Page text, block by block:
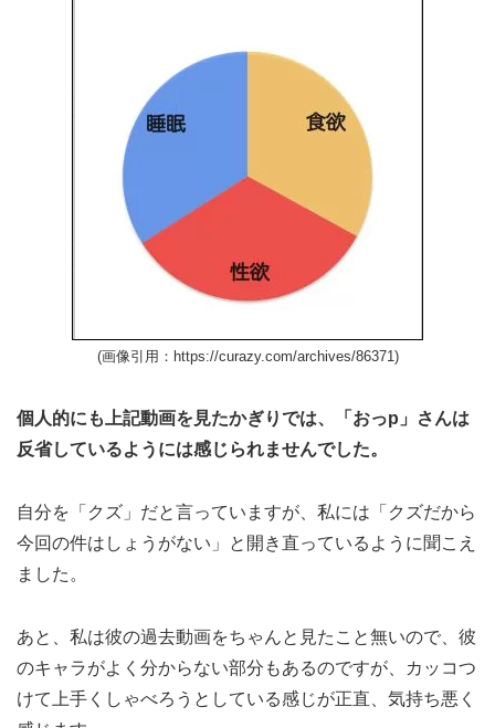
(画像引用：https://curazy.com/archives/86371)
個人的にも上記動画を見たかぎりでは、「おっp」さんは
反省しているようには感じられませんでした。
自分を「クズ」だと言っていますが、私には「クズだから
今回の件はしょうがない」と開き直っているように聞こえ
ました。
あと、私は彼の過去動画をちゃんと見たこと無いので、彼
のキャラがよく分からない部分もあるのですが、カッコつ
けて上手くしゃべろうとしている感じが正直、気持ち悪く